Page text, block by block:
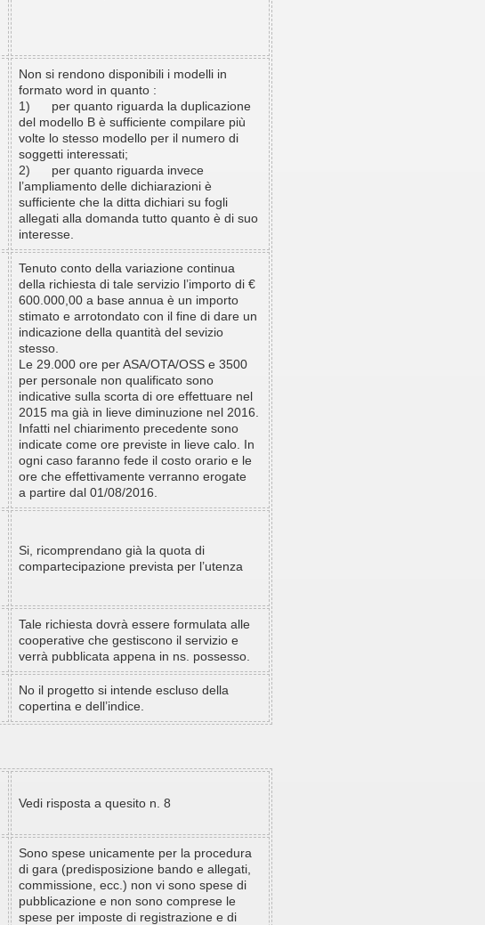
Non si rendono disponibili i modelli in
formato word in quanto :
1) per quanto riguarda la duplicazione
del modello B è sufficiente compilare più
volte lo stesso modello per il numero di
soggetti interessati;
2) per quanto riguarda invece
l’ampliamento delle dichiarazioni è
sufficiente che la ditta dichiari su fogli
allegati alla domanda tutto quanto è di suo
interesse.
Tenuto conto della variazione continua
della richiesta di tale servizio l’importo di €
600.000,00 a base annua è un importo
stimato e arrotondato con il fine di dare un
indicazione della quantità del sevizio
stesso.
Le 29.000 ore per ASA/OTA/OSS e 3500
per personale non qualificato sono
indicative sulla scorta di ore effettuare nel
2015 ma già in lieve diminuzione nel 2016.
Infatti nel chiarimento precedente sono
indicate come ore previste in lieve calo. In
ogni caso faranno fede il costo orario e le
ore che effettivamente verranno erogate
a partire dal 01/08/2016.
Si, ricomprendano già la quota di
compartecipazione prevista per l’utenza
Tale richiesta dovrà essere formulata alle
cooperative che gestiscono il servizio e
verrà pubblicata appena in ns. possesso.
No il progetto si intende escluso della
copertina e dell’indice.
Vedi risposta a quesito n. 8
Sono spese unicamente per la procedura
di gara (predisposizione bando e allegati,
commissione, ecc.) non vi sono spese di
pubblicazione e non sono comprese le
spese per imposte di registrazione e di